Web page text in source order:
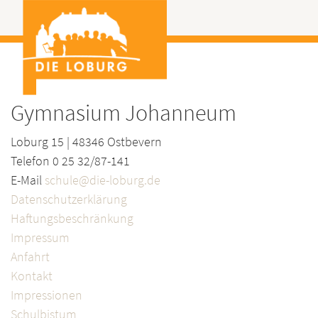
Gymnasium Johanneum
Loburg 15 | 48346 Ostbevern
Telefon 0 25 32/87-141
E-Mail schule@die-loburg.de
Datenschutzerklärung
Haftungsbeschränkung
Impressum
Anfahrt
Kontakt
Impressionen
Schulbistum